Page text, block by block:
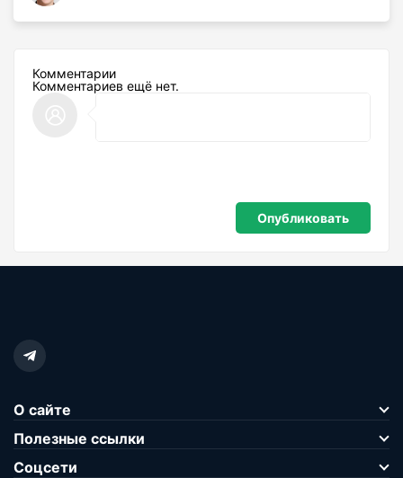
Комментарии
Комментариев ещё нет.
О сайте
Полезные ссылки
Соцсети